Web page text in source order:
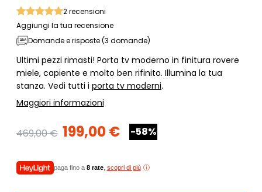
2recensioni
Aggiungi la tua recensione
Domande e risposte (3 domande)
Ultimi pezzi rimasti! Porta tv moderno in finitura rovere
miele, capiente e molto ben rifinito. Illumina la tua
stanza. Vedi tutti i porta tv moderni.
Maggiori informazioni
469,00 € 199,00 € -58%
paga fino a 8 rate, scopri di più